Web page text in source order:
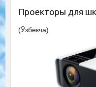
Проекторы для
(Ўзбекча)